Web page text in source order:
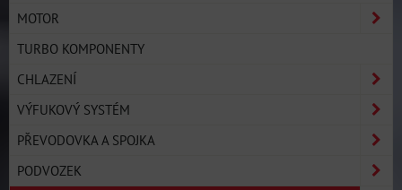
MOTOR
TURBO KOMPONENTY
CHLAZENÍ
VÝFUKOVÝ SYSTÉM
PŘEVODOVKA A SPOJKA
PODVOZEK